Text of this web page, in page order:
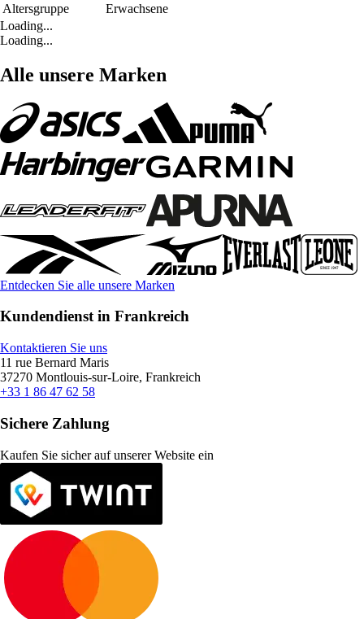
Altersgruppe
Erwachsene
Loading...
Loading...
Alle unsere Marken
Entdecken Sie alle unsere Marken
Kundendienst in Frankreich
Kontaktieren Sie uns
11 rue Bernard Maris
37270 Montlouis-sur-Loire, Frankreich
+33 1 86 47 62 58
Sichere Zahlung
Kaufen Sie sicher auf unserer Website ein